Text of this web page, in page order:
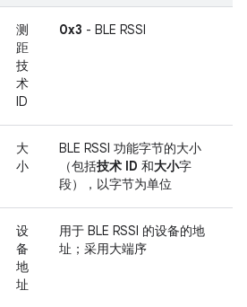
测
距
技
术
ID
0x3 - BLE RSSI
大
小
BLE RSSI 功能字节的大小
（包括技术 ID 和大小字
段），以字节为单位
设
备
地
址
用于 BLE RSSI 的设备的地
址；采用大端序